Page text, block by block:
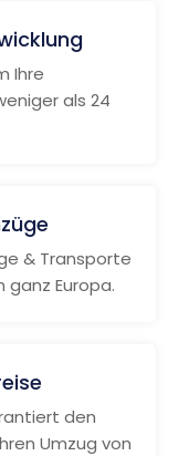
Ihre
als 24
& Transporte
Europa.
den
Umzug von